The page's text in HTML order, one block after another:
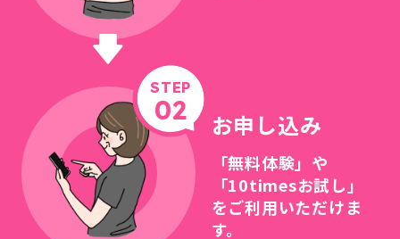
STEP
02 お申し込み
「無料体験」や
「10timesお試し」
をご利用いただけま
す。